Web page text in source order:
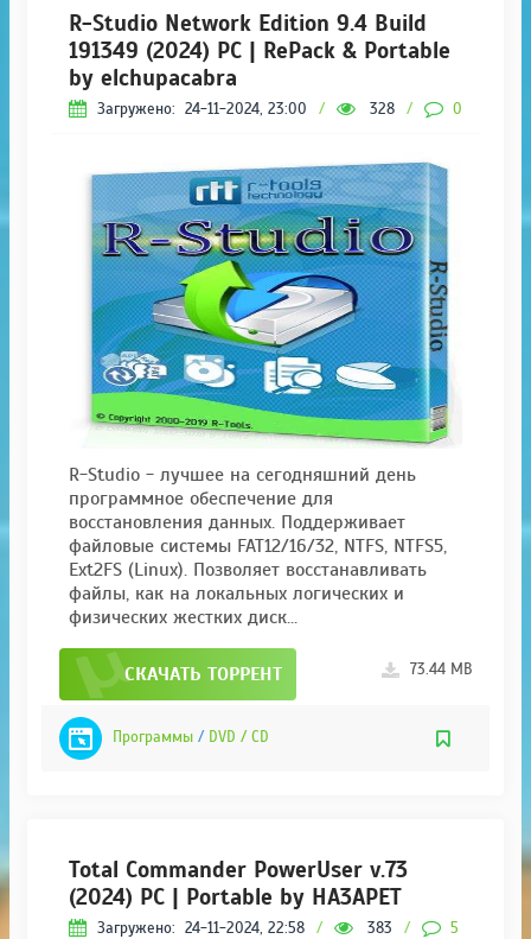
R-Studio Network Edition 9.4 Build
191349 (2024) PC | RePack & Portable
by elchupacabra
Загружено: 24-11-2024, 23:00 / 328 / 0
R-Studio - лучшее на сегодняшний день
программное обеспечение для
восстановления данных. Поддерживает
файловые системы FAT12/16/32, NTFS, NTFS5,
Ext2FS (Linux). Позволяет восстанавливать
файлы, как на локальных логических и
физических жестких диск...
СКАЧАТЬ ТОРРЕНТ 73.44 MB
Программы / DVD / CD
Total Commander PowerUser v.73
(2024) PC | Portable by HA3APET
Загружено: 24-11-2024, 22:58 / 383 / 5